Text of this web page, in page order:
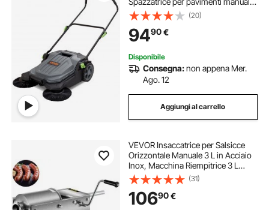
contenitore per rifiuti da 18,9L,
maniglia in angolazione e altezza,
cortile, garage, patio
(20)
9490€
Disponibile
Consegna:non appena Mer.
Ago. 12
Aggiungi al carrello
VEVOR Insaccatrice per Salsicce
Orizzontale Manuale 3 L in Acciaio
Inox, Macchina Riempitrice 3 L
Orizzontale per Salsiccia Salumi da
Tavolo Manuale Uso Commerciale
Casalingo, Riempitore di Salsicce
(31)
10690€